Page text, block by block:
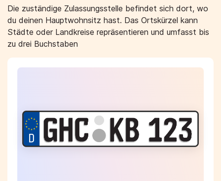
Die zuständige Zulassungsstelle befindet sich dort, wo
du deinen Hauptwohnsitz hast. Das Ortskürzel kann
Städte oder Landkreise repräsentieren und umfasst bis
zu drei Buchstaben